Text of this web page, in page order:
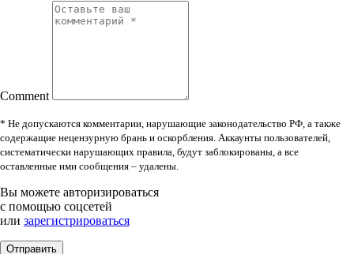
Comment
* Не допускаются комментарии, нарушающие законодательство РФ, а также
содержащие нецензурную брань и оскорбления. Аккаунты пользователей,
систематически нарушающих правила, будут заблокированы, а все
оставленные ими сообщения – удалены.
Вы можете авторизироваться
с помощью соцсетей
или зарегистрироваться